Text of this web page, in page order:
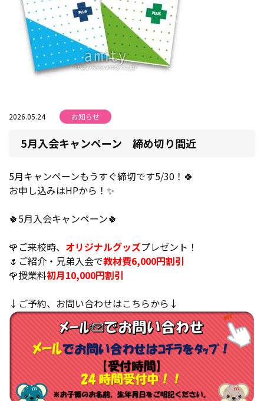
2026.05.24 お知らせ
5月入会キャンペーン 締め切り間近
5月キャンペーンもうすぐ締切です5/30！🍀
お申し込みはHPから！✨
🍀5月入会キャンペーン🍀
🌹ご来校時、 オリジナルグッズプレゼント！
🌷ご紹介・兄弟入会で教材費6,000円割引
🌹授業料初月10,000円割引
↓ご予約、お問い合わせはこちらから↓